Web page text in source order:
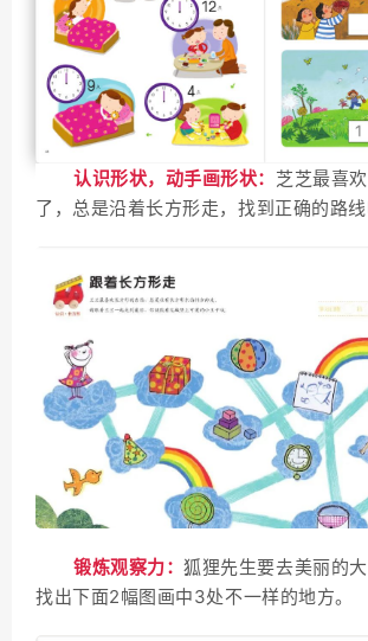
认识形状，动手画形状： 芝芝最喜
了，总是沿着长方形走，找到正确的路线
锻炼观察力：狐狸先生要去美丽的大
找出下面2幅图画中3处不一样的地方。